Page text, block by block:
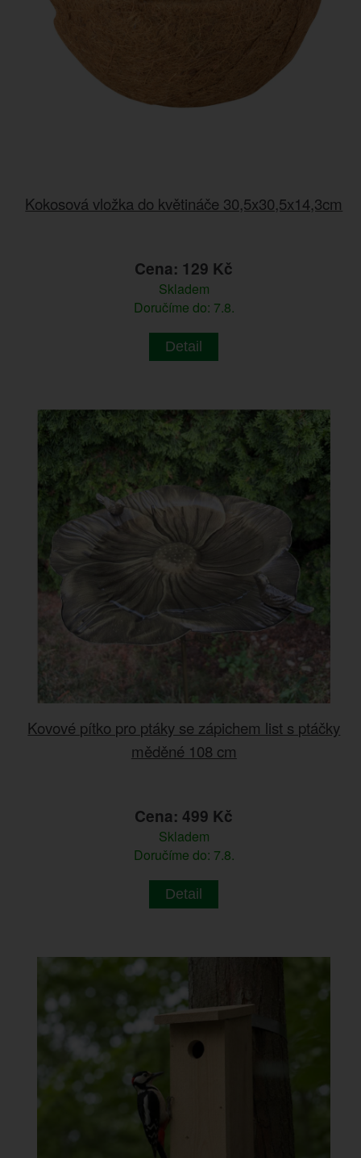
Kokosová vložka do květináče 30,5x30,5x14,3cm
Cena: 129 Kč
Skladem
Doručíme do: 7.8.
Detail
Kovové pítko pro ptáky se zápichem list s ptáčky
měděné 108 cm
Cena: 499 Kč
Skladem
Doručíme do: 7.8.
Detail